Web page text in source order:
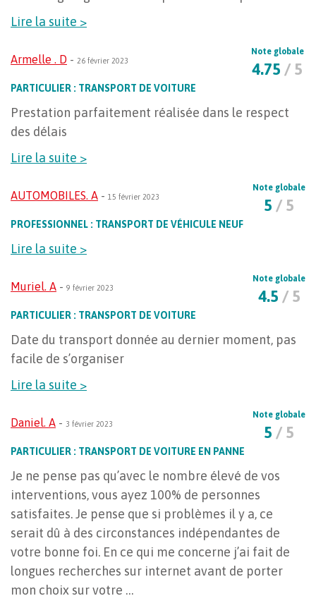
Lire la suite >
Armelle . D - 26 février 2023
Note globale
4.75 / 5
PARTICULIER : TRANSPORT DE VOITURE
Prestation parfaitement réalisée dans le respect
des délais
Lire la suite >
AUTOMOBILES. A - 15 février 2023
Note globale
5 / 5
PROFESSIONNEL : TRANSPORT DE VÉHICULE NEUF
Lire la suite >
Muriel. A - 9 février 2023
Note globale
4.5 / 5
PARTICULIER : TRANSPORT DE VOITURE
Date du transport donnée au dernier moment, pas
facile de s’organiser
Lire la suite >
Daniel. A - 3 février 2023
Note globale
5 / 5
PARTICULIER : TRANSPORT DE VOITURE EN PANNE
Je ne pense pas qu’avec le nombre élevé de vos
interventions, vous ayez 100% de personnes
satisfaites. Je pense que si problèmes il y a, ce
serait dû à des circonstances indépendantes de
votre bonne foi. En ce qui me concerne j’ai fait de
longues recherches sur internet avant de porter
mon choix sur votre …